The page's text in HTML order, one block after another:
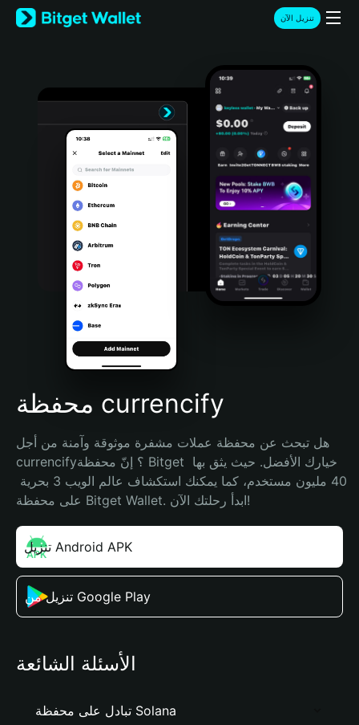
English
日本語
Türkçe
Português (Portugal)
Bahasa Indonesia
Português (Brasil)
Español (Argentina)
تنزيل الآن
محفظة currencify
هل تبحث عن محفظة عملات مشفرة موثوقة وآمنة من أجل
currencify؟ إنّ محفظة Bitget خيارك الأفضل. حيث يثق بها
على محفظة Bitget Wallet. ابدأ رحلتك الآن!
تنزيل Android APK
تنزيل من Google Play
الأسئلة الشائعة
تبادل على محفظة Solana